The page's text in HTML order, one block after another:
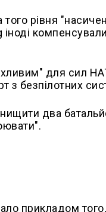
рівня
для сил
з безпілотних
два
прикладом